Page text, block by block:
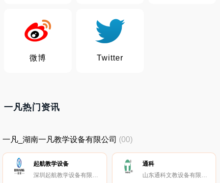
微博 Twitter
一凡热门资讯
一凡_湖南一凡教学设备有限公司 (00)
起航教学设备
深圳起航教学设备有限公司
通科
山东通科文教设备有限公司